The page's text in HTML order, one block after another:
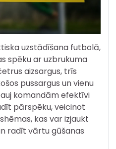
uzstādīšana futbolā,
spēku ar uzbrukuma
aizsargus, trīs
pussargus un vienu
komandām efektīvi
pārspēku, veicinot
kas var izjaukt
radīt vārtu gūšanas